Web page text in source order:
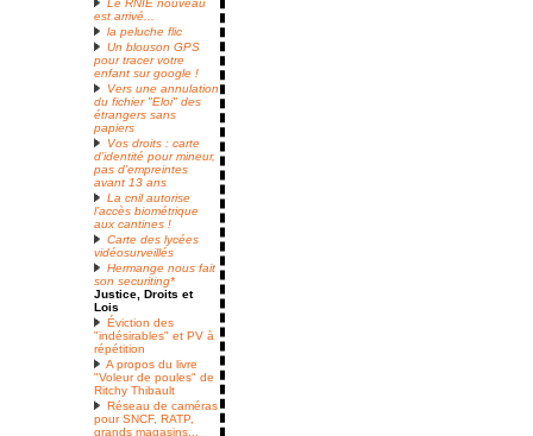
Le RNIE nouveau
est arrivé...
la peluche flic
Un blouson GPS
pour tracer votre
enfant sur google !
Vers une annulation
du fichier "Eloi" des
étrangers sans
papiers
Vos droits : carte
d’identité pour mineur,
pas d’empreintes
avant 13 ans
La cnil autorise
l’accès biométrique
aux cantines !
Carte des lycées
vidéosurveillés
Hermange nous fait
son securiting*
Justice, Droits et
Lois
Éviction des
"indésirables" et PV à
répétition
A propos du livre
"Voleur de poules" de
Ritchy Thibault
Réseau de caméras
pour SNCF, RATP,
grands magasins...